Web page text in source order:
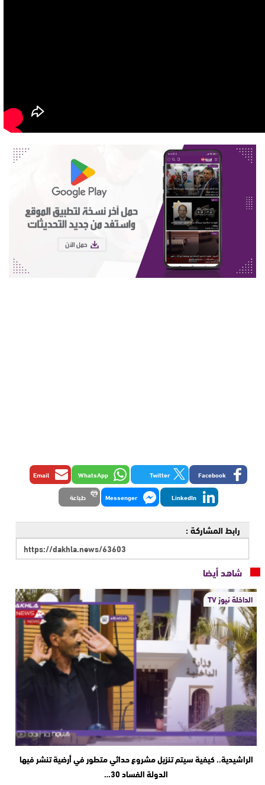
Facebook
Twitter
WhatsApp
Email
LinkedIn
Messenger طباعة
رابط المشاركة :
شاهد أيضا
الداخلة نيوز TV
الراشيدية.. كيفية سيتم تنزيل مشروع حداثي متطور في أرضية تنشر فيها
الدولة الفساد 30…